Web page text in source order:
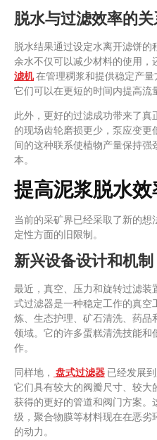
脱水与过滤效率的
脱水结果通过设定水离开滤饼
余水不仅可以减少材料的使用，
滤机在管理稠浆和提供稳定产量
它们可以在更短的时间内提高流
此外，更好的过滤成功带来了
的现场齿轮磨损更少，泵应变
间的这种联系使植物产量保持
本。
提高泥浆脱水
当前的采矿界已经采取了新的
定性方面的旧限制。
新兴设备设计和机制
最近，真空、压力和旋转过滤
式过滤器是一种稳定工作的真
炼、生态护理、矿石清洗、药
领域。它的许多蛋糕清洗技能
作。
同样地， 盘式过滤器已经发展
它们具有较大的阀瓣尺寸、较
获得的更好的管道和阀门方案
级，聚合物膜等材料现在在恶
的动力。